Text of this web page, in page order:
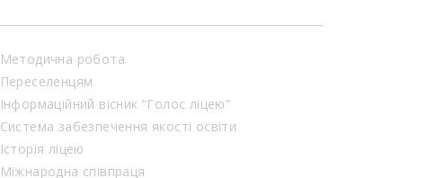
Методична робота
Переселенцям
Інформаційний вісник “Голос ліцею”
Система забезпечення якості освіти
Історія ліцею
Міжнародна співпраця